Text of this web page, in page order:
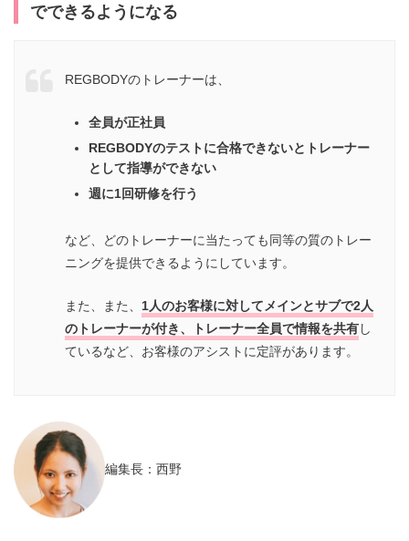
でできるようになる
REGBODYのトレーナーは、
全員が正社員
REGBODYのテストに合格できないとトレーナー
として指導ができない
週に1回研修を行う
など、どのトレーナーに当たっても同等の質のトレー
ニングを提供できるようにしています。
また、また、 1人のお客様に対してメインとサブで2人
のトレーナーが付き、トレーナー全員で情報を共有し
ているなど、お客様のアシストに定評があります。
編集長：西野